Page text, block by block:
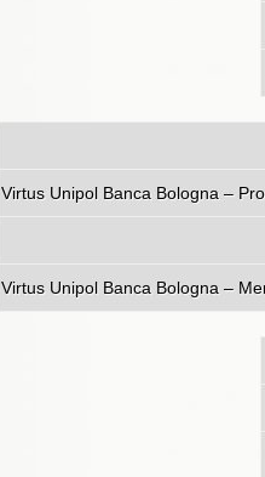
Virtus Unipol
Virtus Unipol Banca